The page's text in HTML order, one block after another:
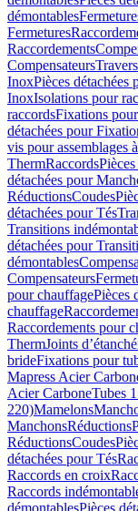
démontables
Fermetures
Raccordements
Compensateurs
InoxPièces
InoxIsolations pour
raccordsFixations
détachées pour
vis pour assemblages
ThermRaccords
détachées pour
RéductionsCoudes
détachées pour Tés
Transitions
détachées pour
démontables
Compensateurs
pour chauffagePièces
chauffage
Raccordements pour
ThermJoints
brideFixations pour
Mapress Acier
Acier CarboneTubes
220)Mamelons
ManchonsRéductions
RéductionsCoudes
détachées pour Tés
Raccords en croix
Raccords
démontablesPièces